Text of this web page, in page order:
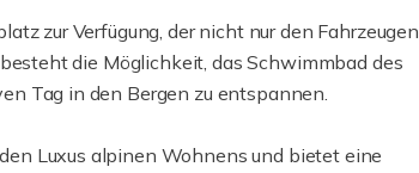
zur Verfügung, der nicht nur den Fahrzeugen
die Möglichkeit, das Schwimmbad des
Tag in den Bergen zu entspannen.
Luxus alpinen Wohnens und bietet eine